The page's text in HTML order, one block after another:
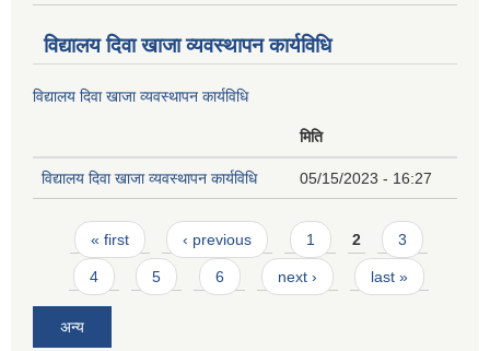
विद्यालय दिवा खाजा व्यवस्थापन कार्यविधि
विद्यालय दिवा खाजा व्यवस्थापन कार्यविधि
मिति
विद्यालय दिवा खाजा व्यवस्थापन कार्यविधि 05/15/2023 - 16:27
Pages
« first ‹ previous 1 2 3
4 5 6 next › last »
अन्य